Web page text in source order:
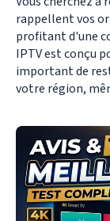
rappellent vos
profitant d'une
IPTV est conçu
important de
votre région,